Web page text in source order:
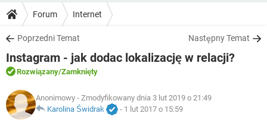
GRY
SPOTIFY
INSTAGRAM FACEBOOK
WINDOWS 10
PORADY
PlayStation
SPOTIFY
INSTAGRAM
WINDOWS 10
DO POBRANIA
ANDROID TIKTOK
GRY
IOS NETFLIX
INSTAGRAM
FORUM
COVID-19
GRY WHATSAPP
ARTYKUŁY
COVID-19
Forum Internet
Poprzedni Temat Następny Temat
Instagram - jak dodac lokalizację w relacji?
Rozwiązany/Zamknięty
Anonimowy - Zmodyfikowany dnia 3 lut 2019 o 21:49
Karolina Świdrak
- 1 lut 2017 o 15:59